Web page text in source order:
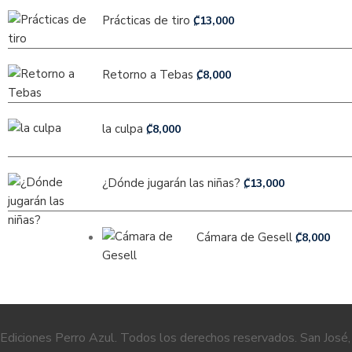
Prácticas de tiro ₡13,000
Retorno a Tebas ₡8,000
la culpa ₡8,000
¿Dónde jugarán las niñas? ₡13,000
Cámara de Gesell ₡8,000
Ediciones Perro Azul. Todos los derechos reservados. San